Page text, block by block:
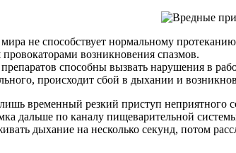
не способствует нормальному
провокаторами возникновения спазмов.
способны вызвать нарушения в
происходит сбой в дыхании и
временный резкий приступ неприятного
дальше по каналу пищеварительной
дыхание на несколько секунд, потом